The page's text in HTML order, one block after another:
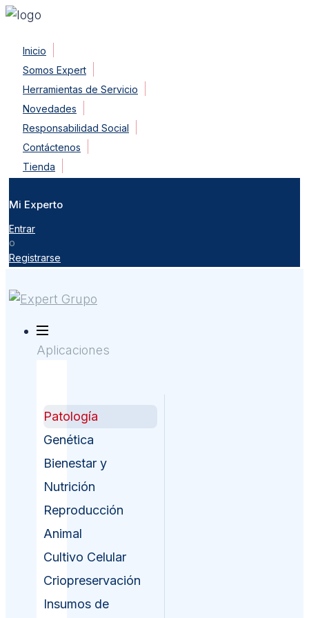
content
Inicio
Somos Expert
Herramientas de Servicio
Novedades
Responsabilidad Social
Contáctenos
Tienda
Mi Experto
Entrar
o
Registrarse
Aplicaciones
Patología
Genética
Bienestar y
Nutrición
Reproducción
Animal
Cultivo Celular
Criopreservación
Insumos de